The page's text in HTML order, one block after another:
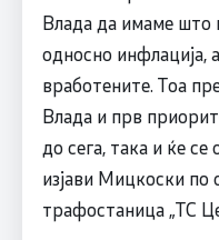
Влада да имаме што
односно инфлација,
вработените. Тоа
Влада и прв
до сега, така и ќе
изјави Мицкоски
трафостаница „ТС